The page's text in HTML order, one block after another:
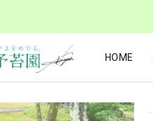
HOME